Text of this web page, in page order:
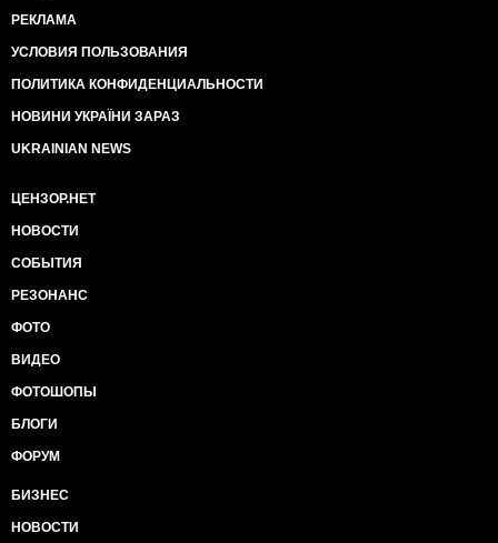
РЕКЛАМА
УСЛОВИЯ ПОЛЬЗОВАНИЯ
ПОЛИТИКА КОНФИДЕНЦИАЛЬНОСТИ
НОВИНИ УКРАЇНИ ЗАРАЗ
UKRAINIAN NEWS
ЦЕНЗОР.НЕТ
НОВОСТИ
СОБЫТИЯ
РЕЗОНАНС
ФОТО
ВИДЕО
ФОТОШОПЫ
БЛОГИ
ФОРУМ
БИЗНЕС
НОВОСТИ